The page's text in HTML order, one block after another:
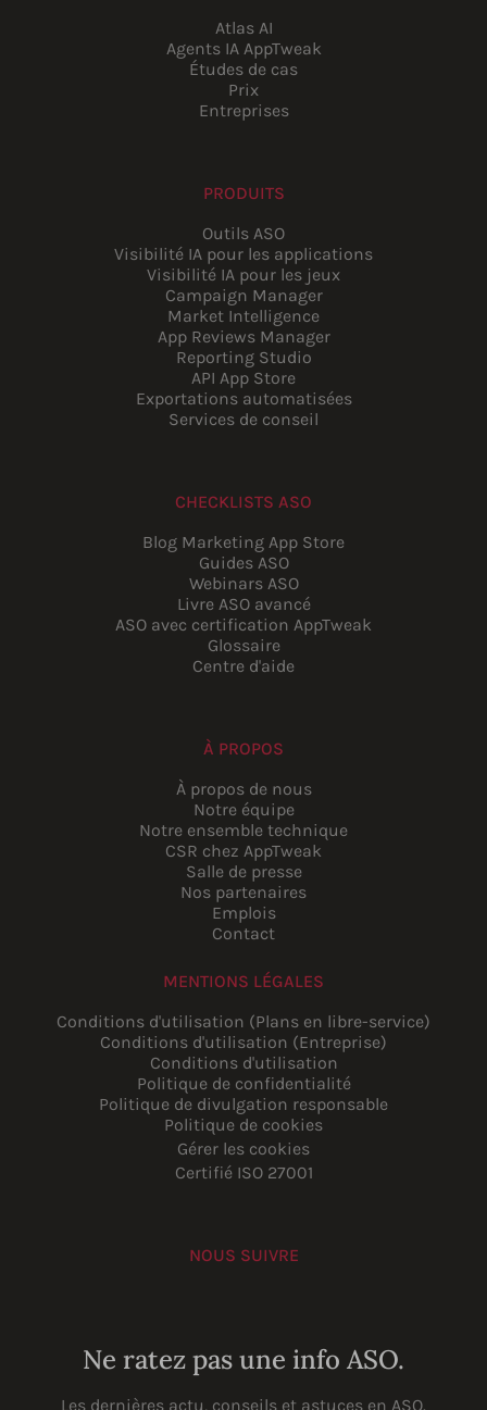
Atlas AI
Agents IA AppTweak
Études de cas
Prix
Entreprises
PRODUITS
Outils ASO
Visibilité IA pour les applications
Visibilité IA pour les jeux
Campaign Manager
Market Intelligence
App Reviews Manager
Reporting Studio
API App Store
Exportations automatisées
Services de conseil
CHECKLISTS ASO
Blog Marketing App Store
Guides ASO
Webinars ASO
Livre ASO avancé
ASO avec certification AppTweak
Glossaire
Centre d'aide
À PROPOS
À propos de nous
Notre équipe
Notre ensemble technique
CSR chez AppTweak
Salle de presse
Nos partenaires
Emplois
Contact
MENTIONS LÉGALES
Conditions d'utilisation (Plans en libre-service)
Conditions d'utilisation (Entreprise)
Conditions d'utilisation
Politique de confidentialité
Politique de divulgation responsable
Politique de cookies
Gérer les cookies
Certifié ISO 27001
NOUS SUIVRE
Ne ratez pas une info ASO.
Les dernières actu, conseils et astuces en ASO.